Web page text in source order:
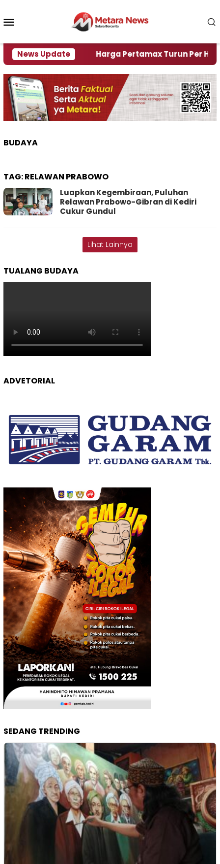
konten
News Update
Krisi Air Harga Pertamax Turun Per Hari Ini,
BUDAYA
TAG:RELAWAN PRABOWO
Luapkan Kegembiraan, Puluhan
Relawan Prabowo-Gibran di Kediri
Cukur Gundul
Lihat Lainnya
TUALANG BUDAYA
ADVETORIAL
SEDANG TRENDING